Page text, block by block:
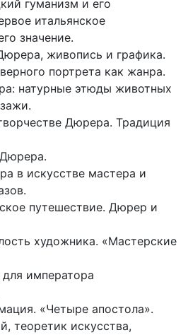
гуманизм и его
итальянское
значение.
живопись и графика.
портрета как жанра.
натурные этюды животных
Дюрера. Традиция
в искусстве мастера и
путешествие. Дюрер и
художника. «Мастерские
императора
«Четыре апостола».
теоретик искусства,